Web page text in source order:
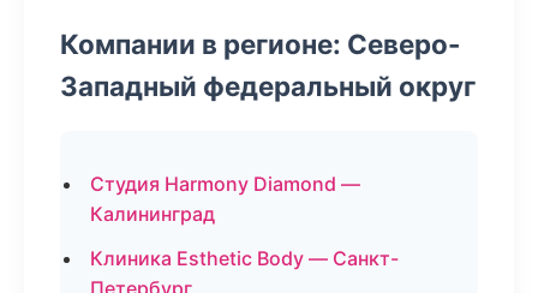
Компании в регионе: Северо-
Западный федеральный округ
Студия Harmony Diamond —
Калининград
Клиника Esthetic Body — Санкт-
Петербург